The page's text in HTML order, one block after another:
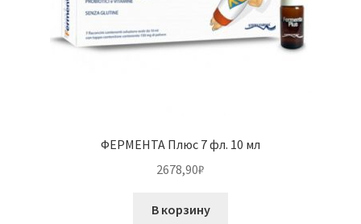
ФЕРМЕНТА Плюс 7 фл. 10 мл
2678,90₽
В корзину